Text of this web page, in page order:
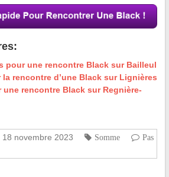
pour une rencontre Black sur Bailleul
rencontre d’une Black sur Lignières
rencontre Black sur Regnière-
18 novembre 2023 Somme
Pas